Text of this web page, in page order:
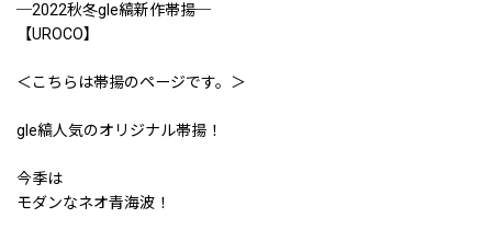
─2022秋冬gle縞新作帯揚─
【UROCO】
＜こちらは帯揚のページです。＞
gle縞人気のオリジナル帯揚！
今季は
モダンなネオ青海波！